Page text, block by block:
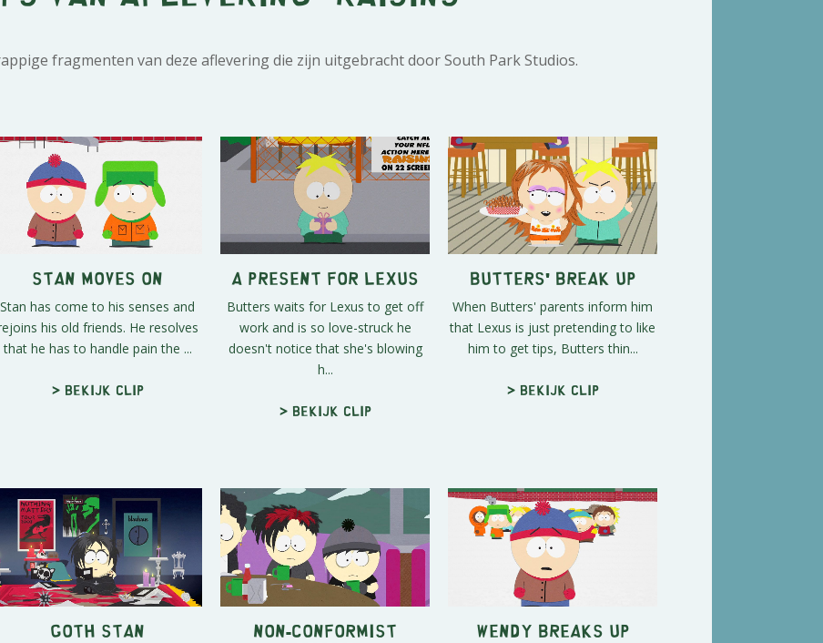
fragmenten van deze aflevering die zijn uitgebracht door South Park Studios.
Stan Moves On
Stan has come to his senses and
his old friends. He resolves
that he has to handle pain the ...
> Bekijk clip
A Present for Lexus
Butters waits for Lexus to get off
work and is so love-struck he
doesn't notice that she's blowing
h...
> Bekijk clip
Butters' Break Up
When Butters' parents inform him
that Lexus is just pretending to like
him to get tips, Butters thin...
> Bekijk clip
Goth Stan Non-Conformist Wendy Breaks Up